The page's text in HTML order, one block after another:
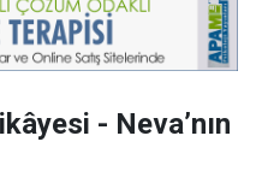
- Neva’nın